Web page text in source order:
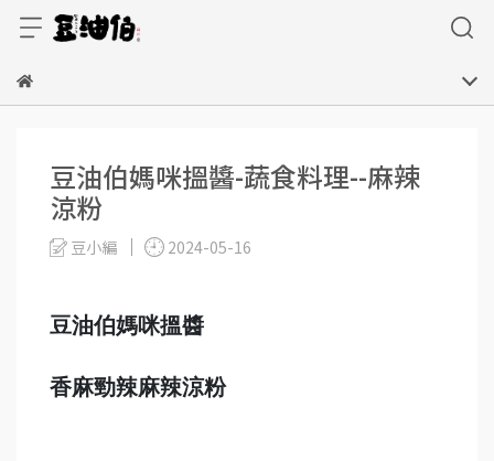
豆油伯媽咪搵醬-蔬食料理--麻辣
涼粉
豆小編 2024-05-16
豆油伯媽咪搵醬
香麻勁辣麻辣涼粉